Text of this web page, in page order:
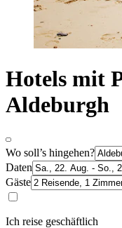
Hotels mit
Aldeburgh
Wo soll’s hingehen?
Daten
Gäste
Ich reise geschäftlich